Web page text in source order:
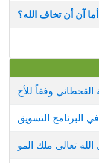
أما آن أن تخاف الله؟